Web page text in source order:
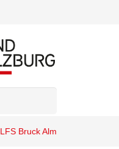
LFS Bruck Alm